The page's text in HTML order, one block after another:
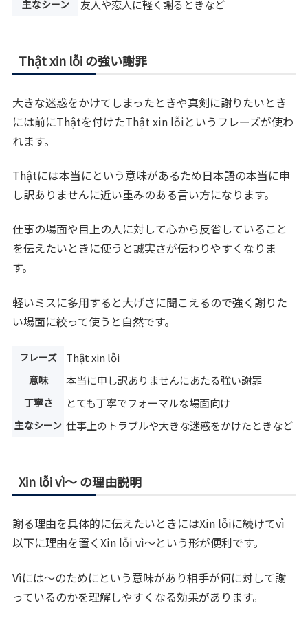
主なシーン 友人や恋人に軽く謝るときなど
Thật xin lỗi の強い謝罪
大きな迷惑をかけてしまったときや真剣に謝りたいとき
には前にThậtを付けたThật xin lỗiというフレーズが使わ
れます。
Thậtには本当にという意味があるため日本語の本当に申
し訳ありませんに近い重みのある言い方になります。
仕事の場面や目上の人に対して心から反省していること
を伝えたいときに使うと誠実さが伝わりやすくなりま
す。
軽いミスに多用すると大げさに聞こえるので強く謝りた
い場面に絞って使うと自然です。
フレーズ Thật xin lỗi
意味 本当に申し訳ありませんにあたる強い謝罪
丁寧さ とても丁寧でフォーマルな場面向け
主なシーン 仕事上のトラブルや大きな迷惑をかけたときなど
Xin lỗi vì〜 の理由説明
謝る理由を具体的に伝えたいときにはXin lỗiに続けてvì
以下に理由を置くXin lỗi vì〜という形が便利です。
Vìには〜のためにという意味があり相手が何に対して謝
っているのかを理解しやすくなる効果があります。